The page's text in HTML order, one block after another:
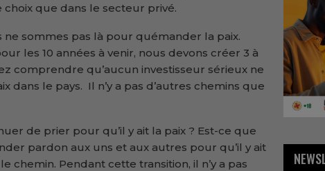
choix que dans le secteur privé.
ne sommes pas là pour quémander la paix.
les 10 années à venir, nous devons créer 3 à
comprendre qu’aucun investisseur sérieux ne
dans le pays. Il n’y a pas d’autres chemins que
de prier pour qu’il y ait la paix ? Est-ce que
pardon aux uns et aux autres pour qu’il y ait
chemin. Pendant cette transition, il n’y a pas